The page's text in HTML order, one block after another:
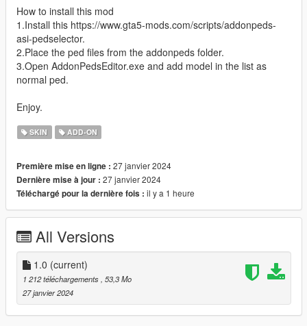
How to install this mod
1.Install this https://www.gta5-mods.com/scripts/addonpeds-
asi-pedselector.
2.Place the ped files from the addonpeds folder.
3.Open AddonPedsEditor.exe and add model in the list as
normal ped.
Enjoy.
SKIN ADD-ON
Première mise en ligne : 27 janvier 2024
Dernière mise à jour : 27 janvier 2024
Téléchargé pour la dernière fois : il y a 1 heure
All Versions
1.0 (current)
1 212 téléchargements , 53,3 Mo
27 janvier 2024